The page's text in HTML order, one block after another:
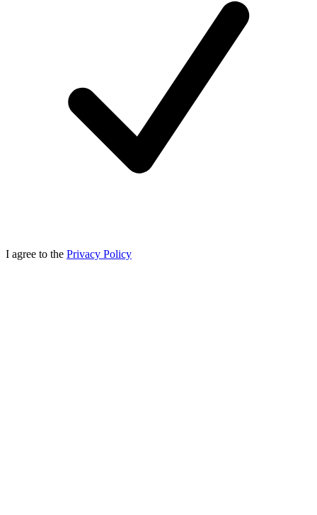
I agree to the Privacy Policy